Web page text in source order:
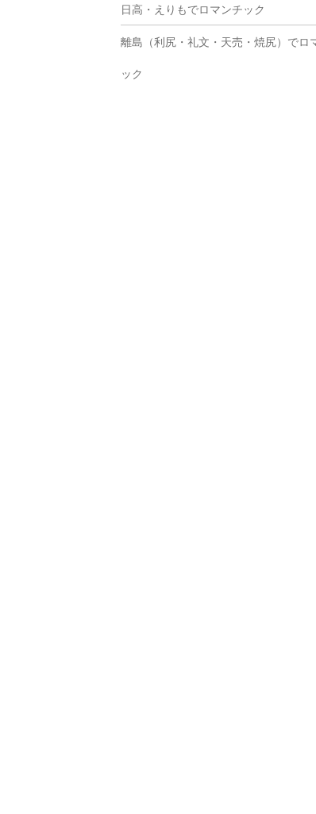
日高・えりもでロマンチック
離島（利尻・礼文・天売・焼尻）でロ
ック